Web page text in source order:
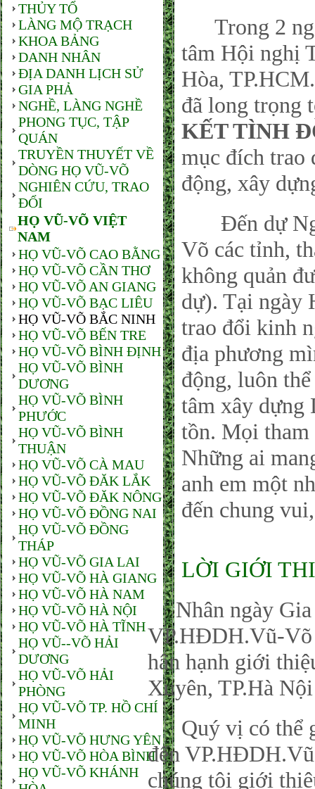
THỦY TỔ
LÀNG MỘ TRẠCH
KHOA BẢNG
DANH NHÂN
ĐỊA DANH LỊCH SỬ
GIA PHẢ
NGHỀ, LÀNG NGHỀ
PHONG TỤC, TẬP
QUÁN
TRUYỀN THUYẾT VỀ
DÒNG HỌ VŨ-VÕ
NGHIÊN CỨU, TRAO
ĐỔI
HỌ VŨ-VÕ VIỆT
NAM
HỌ VŨ-VÕ CAO BẰNG
HỌ VŨ-VÕ CẦN THƠ
HỌ VŨ-VÕ AN GIANG
HỌ VŨ-VÕ BẠC LIÊU
HỌ VŨ-VÕ BẮC NINH
HỌ VŨ-VÕ BẾN TRE
HỌ VŨ-VÕ BÌNH ĐỊNH
HỌ VŨ-VÕ BÌNH
DƯƠNG
HỌ VŨ-VÕ BÌNH
PHƯỚC
HỌ VŨ-VÕ BÌNH
THUẬN
HỌ VŨ-VÕ CÀ MAU
HỌ VŨ-VÕ ĐĂK LẮK
HỌ VŨ-VÕ ĐĂK NÔNG
HỌ VŨ-VÕ ĐỒNG NAI
HỌ VŨ-VÕ ĐỒNG
THÁP
HỌ VŨ-VÕ GIA LAI
HỌ VŨ-VÕ HÀ GIANG
HỌ VŨ-VÕ HÀ NAM
HỌ VŨ-VÕ HÀ NỘI
HỌ VŨ-VÕ HÀ TĨNH
HỌ VŨ--VÕ HẢI
DƯƠNG
HỌ VŨ-VÕ HẢI
PHÒNG
HỌ VŨ-VÕ TP. HỒ CHÍ
MINH
HỌ VŨ-VÕ HƯNG YÊN
HỌ VŨ-VÕ HÒA BÌNH
HỌ VŨ-VÕ KHÁNH
Trong 2
tâm Hội nghị
Hòa,
đã long trọng
KẾT TÌNH
mục đích trao
động, xây
Đến dự
Võ các tỉnh,
không quản
dự). Tại ngày
trao đổi kinh
địa phương
động, luôn
tâm xây dựng
tồn. Mọi tham
Những ai
anh em một
đến chung
LỜI GIỚI
Nhân ngày Gia
VP.HĐDH.Vũ-Võ
hân hạnh giới
Xuyên, TP.Hà
Quý vị có thể
đến
chúng tôi giới